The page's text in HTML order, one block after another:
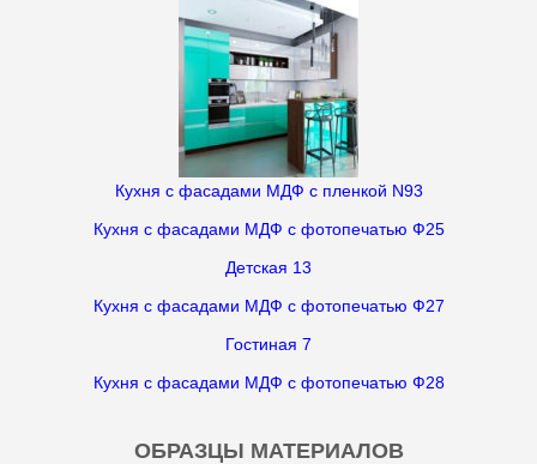
Кухня с фасадами МДФ с пленкой N93
Кухня с фасадами МДФ с фотопечатью Ф25
Детская 13
Кухня с фасадами МДФ с фотопечатью Ф27
Гостиная 7
Кухня с фасадами МДФ с фотопечатью Ф28
ОБРАЗЦЫ МАТЕРИАЛОВ